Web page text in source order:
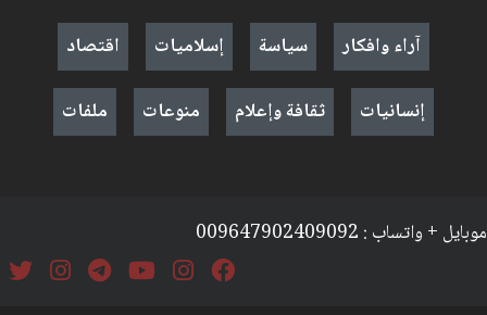
آراء وافكار
سياسة إسلاميات
اقتصاد
إنسانيات
ثقافة وإعلام منوعات ملفات
موبايل + واتساب : 009647902409092